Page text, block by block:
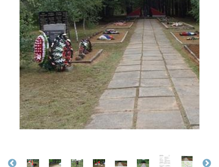
Андреев Мирон Андреевич
1909
красноармеец
Заельцовский РВК, г.Новосибирск
Ахмадуллин Ислам -
1901
красноармеец
Арский РВК, Татарская АССР
Берюков (по фам. родств.) - -
Бобров Костя -
Больбат Иван Григорьевич
1912